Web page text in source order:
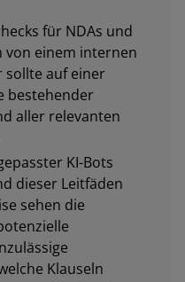
für NDAs und
von einem internen
sollte auf einer
bestehender
aller relevanten
KI-Bots
dieser Leitfäden
sehen die
Klauseln